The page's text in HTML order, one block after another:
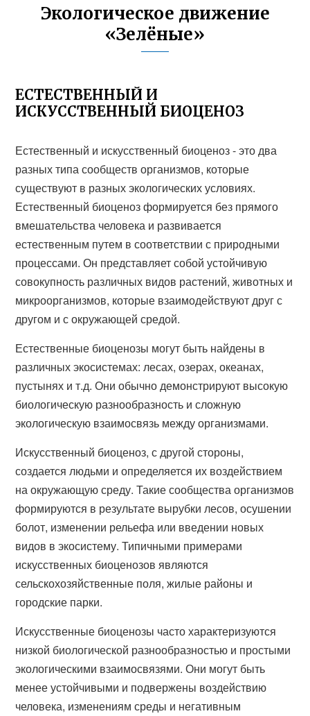
Экологическое движение
«Зелёные»
ЕСТЕСТВЕННЫЙ И
ИСКУССТВЕННЫЙ БИОЦЕНОЗ
Естественный и искусственный биоценоз - это два
разных типа сообществ организмов, которые
существуют в разных экологических условиях.
Естественный биоценоз формируется без прямого
вмешательства человека и развивается
естественным путем в соответствии с природными
процессами. Он представляет собой устойчивую
совокупность различных видов растений, животных и
микроорганизмов, которые взаимодействуют друг с
другом и с окружающей средой.
Естественные биоценозы могут быть найдены в
различных экосистемах: лесах, озерах, океанах,
пустынях и т.д. Они обычно демонстрируют высокую
биологическую разнообразность и сложную
экологическую взаимосвязь между организмами.
Искусственный биоценоз, с другой стороны,
создается людьми и определяется их воздействием
на окружающую среду. Такие сообщества организмов
формируются в результате вырубки лесов, осушении
болот, изменении рельефа или введении новых
видов в экосистему. Типичными примерами
искусственных биоценозов являются
сельскохозяйственные поля, жилые районы и
городские парки.
Искусственные биоценозы часто характеризуются
низкой биологической разнообразностью и простыми
экологическими взаимосвязями. Они могут быть
менее устойчивыми и подвержены воздействию
человека, изменениям среды и негативным